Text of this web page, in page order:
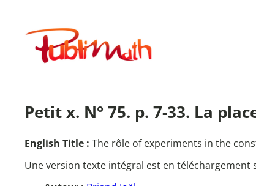
contenuPublimath
Petit x. N° 75. p. 7-33. La
English Title : The rôle of experiments in the
Une version texte intégral est en téléchargement